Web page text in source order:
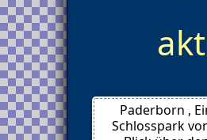
Lahr/
Paderborn ,
Schlosspark